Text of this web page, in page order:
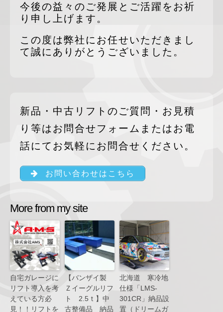
今後の益々のご発展とご活躍をお祈
り申し上げます。
この度は弊社にお任せいただきまし
て誠にありがとうございました。
新品・中古リフトのご質問・お見積
り等はお問合せフォームまたはお電
話にてお気軽にお問合せください。
お問い合わせはこちら
More from my site
自宅ガレージに
リフト導入を考
えている方必
見！！リフトを
【バンザイ製
Ｚイーグルリフ
ト 2.5ｔ】中
古整備品 納品
北海道 寒冷地
仕様「LMS-
301CR」納品設
置（ドリームガ